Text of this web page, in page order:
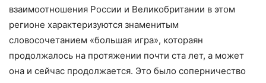
взаимоотношения России и Великобритании в этом
регионе характеризуются знаменитым
словосочетанием «большая игра», котораян
продолжалось на протяжении почти ста лет, а может
она и сейчас продолжается. Это было соперничество